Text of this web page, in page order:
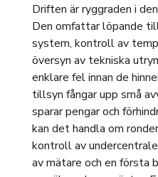
Driften är ryggraden i
Den omfattar löpande
system, kontroll av
översyn av tekniska
enklare fel innan de
tillsyn fångar upp små
sparar pengar och
kan det handla om
kontroll av
av mätare och en första